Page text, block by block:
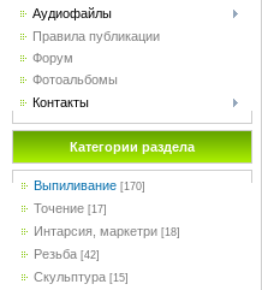
Аудиофайлы
Правила публикации
Форум
Фотоальбомы
Контакты
Категории раздела
Выпиливание [170]
Точение [17]
Интарсия, маркетри [18]
Резьба [42]
Скульптура [15]